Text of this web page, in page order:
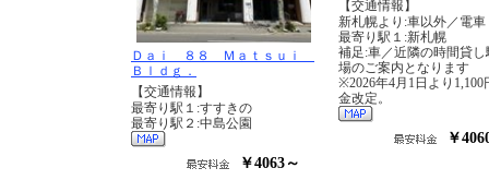
Ｄａｉ ８８ Ｍａｔｓｕｉ
Ｂｌｄｇ．
【交通情報】
最寄り駅１:すすきの
最寄り駅２:中島公園
￥4063～
【交通情報】
新札幌より:車以外／電車
最寄り駅１:新札幌
補足:車／近隣の時間貸し
場のご案内となります
※2026年4月1日より1,100
金改定。
￥